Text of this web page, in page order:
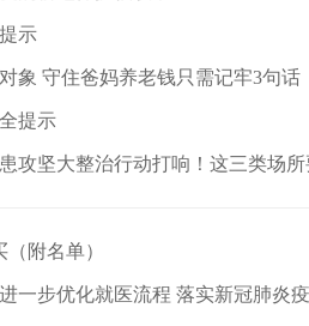
示
象 守住爸妈养老钱只需记牢3句话
提示
攻坚大整治行动打响！这三类场
附名单）
一步优化就医流程 落实新冠肺炎